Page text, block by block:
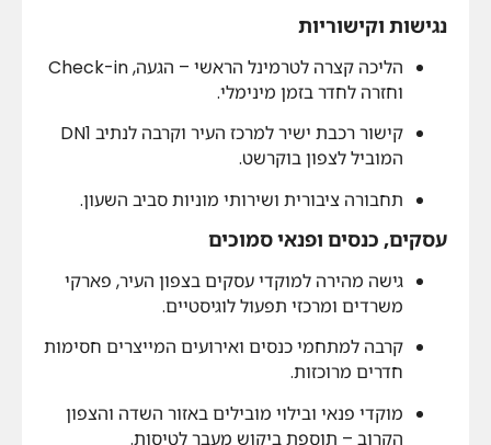
נגישות וקישוריות
הליכה קצרה לטרמינל הראשי – הגעה, Check-in
וחזרה לחדר בזמן מינימלי.
קישור רכבת ישיר למרכז העיר וקרבה לנתיב DN1
המוביל לצפון בוקרשט.
תחבורה ציבורית ושירותי מוניות סביב השעון.
עסקים, כנסים ופנאי סמוכים
גישה מהירה למוקדי עסקים בצפון העיר, פארקי
משרדים ומרכזי תפעול לוגיסטיים.
קרבה למתחמי כנסים ואירועים המייצרים חסימות
חדרים מרוכזות.
מוקדי פנאי ובילוי מובילים באזור השדה והצפון
הקרוב – תוספת ביקוש מעבר לטיסות.